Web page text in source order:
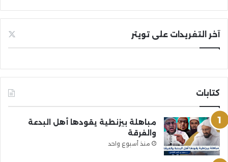
آخر التغريدات على تويتر
كتابات
مباهلة بيزنطية يقودها أهل البدعة
والفرقة
منذ أسبوع واحد